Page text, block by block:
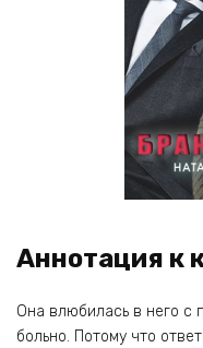
Аннотация к
Она влюбилась в него с
больно. Потому что